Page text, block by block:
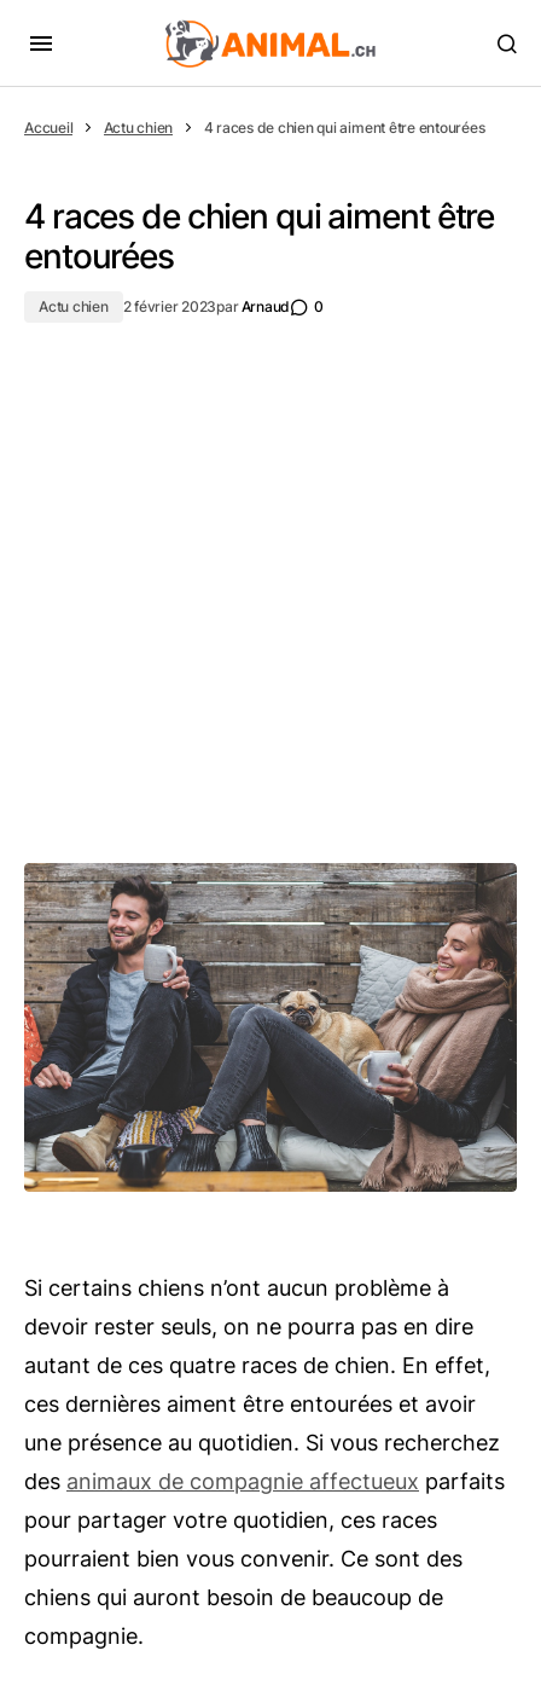
Accueil Actu chien 4 races de chien qui aiment être entourées
4 races de chien qui aiment être
entourées
Actu chien 2 février 2023parArnaud 0
Si certains chiens n’ont aucun problème à
devoir rester seuls, on ne pourra pas en dire
autant de ces quatre races de chien. En effet,
ces dernières aiment être entourées et avoir
une présence au quotidien. Si vous recherchez
des animaux de compagnie affectueux parfaits
pour partager votre quotidien, ces races
pourraient bien vous convenir. Ce sont des
chiens qui auront besoin de beaucoup de
compagnie.